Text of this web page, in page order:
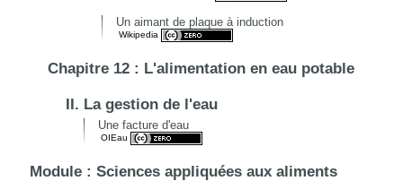
Un aimant de plaque à induction
Wikipedia
Chapitre 12 : L'alimentation en eau potable
II. La gestion de l'eau
Une facture d'eau
OIEau
Module : Sciences appliquées aux aliments